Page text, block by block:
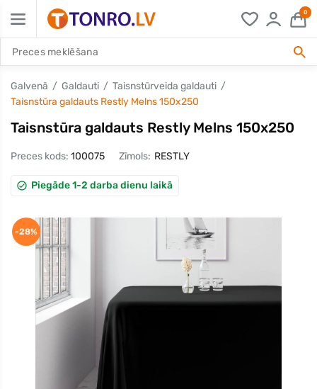
0
Galvenā Galdauti
Taisnstūrveida galdauti
Taisnstūra galdauts Restly Melns 150x250
Taisnstūra galdauts Restly Melns 150x250
Preces kods: 100075 Zīmols: RESTLY
Piegāde 1-2 darba dienu laikā
-28%